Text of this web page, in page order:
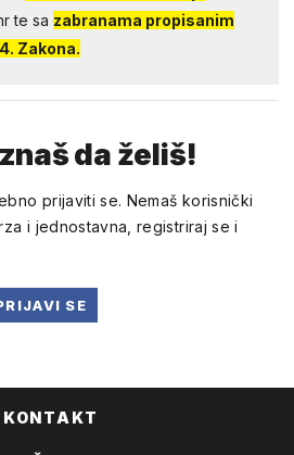
te sa zabranama propisanim
Zakona.
da želiš!
prijaviti se. Nemaš korisnički
i jednostavna, registriraj se i
SE
KONTAKT